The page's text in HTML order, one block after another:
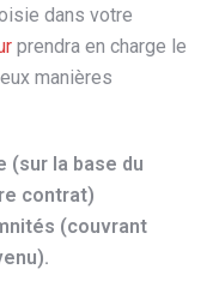
dans votre
prendra en charge le
manières
(sur la base du
contrat)
(couvrant